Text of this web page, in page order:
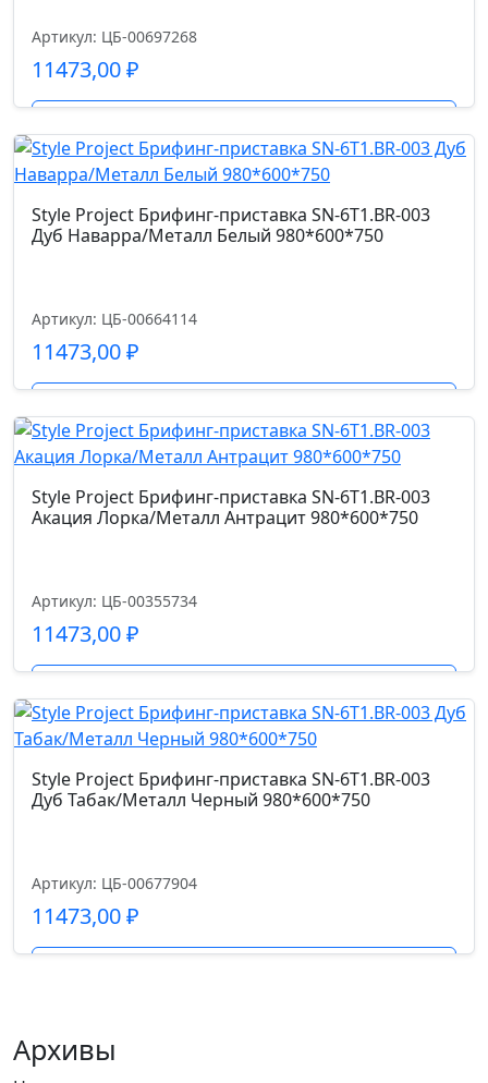
Артикул: ЦБ-00697268
11473,00₽
Style Project Брифинг-приставка SN-6T1.BR-003
Дуб Наварра/Металл Белый 980*600*750
Артикул: ЦБ-00664114
11473,00₽
Style Project Брифинг-приставка SN-6T1.BR-003
Акация Лорка/Металл Антрацит 980*600*750
Артикул: ЦБ-00355734
11473,00₽
Style Project Брифинг-приставка SN-6T1.BR-003
Дуб Табак/Металл Черный 980*600*750
Артикул: ЦБ-00677904
11473,00₽
Архивы